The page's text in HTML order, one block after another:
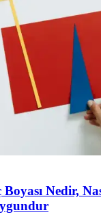
Nedir,